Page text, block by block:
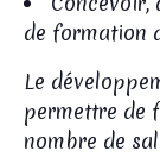
de formation
Le
permettre de
nombre de